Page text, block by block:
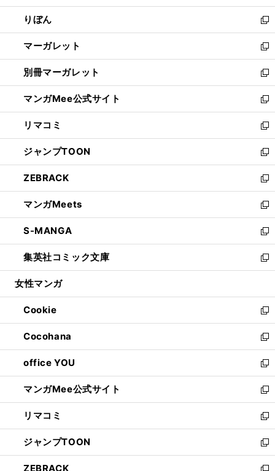
開
く
ウ
で
開
く
ン
ド
ウ
で
開
く
ウ
ィ
ン
ド
ウ
で
開
く
りぼん
新
し
い
ウ
ィ
ン
ド
ウ
で
開
く
マーガレット
新
し
い
ウ
ィ
ン
ド
ウ
で
開
く
別冊マーガレット
新
し
い
ウ
ィ
ン
ド
ウ
で
開
く
マンガMee公式サイト
新
し
い
ウ
ィ
ン
ド
ウ
で
開
く
リマコミ
新
し
い
ウ
ィ
ン
ド
ウ
で
開
く
ジャンプTOON
新
し
い
ウ
ィ
ン
ド
ウ
で
開
ZEBRACK
新
し
い
ウ
ィ
ン
ド
ウ
開
く
マンガMeets
新
し
い
ウ
ィ
ン
ウ
で
開
く
S-MANGA
新
し
い
ウ
ン
ド
ウ
で
開
く
集英社コミック文庫
新
し
ウ
ィ
ン
ド
ウ
で
開
く
女性マンガ
Cookie
新
し
い
ウ
ィ
ン
ド
ウ
で
開
く
Cocohana
新
し
い
ウ
ィ
ン
ド
ウ
で
開
く
office YOU
新
し
い
ウ
ィ
ン
ド
ウ
で
マンガMee公式サイト
新
し
い
ウ
ィ
ン
リマコミ
新
し
い
ウ
ジャンプTOON
新
し
ZEBRACK